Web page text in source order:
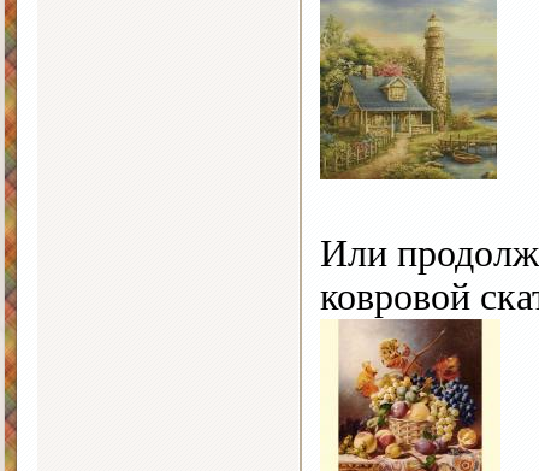
Или
ковровой